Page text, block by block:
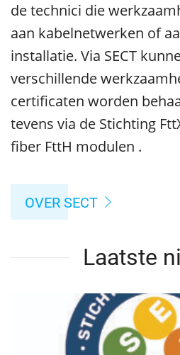
de technici die
aan kabelnetwerken of
installatie. Via SECT
verschillende
certificaten worden
tevens via de Stichting
fiber FttH modulen .
OVER SECT
Laatste